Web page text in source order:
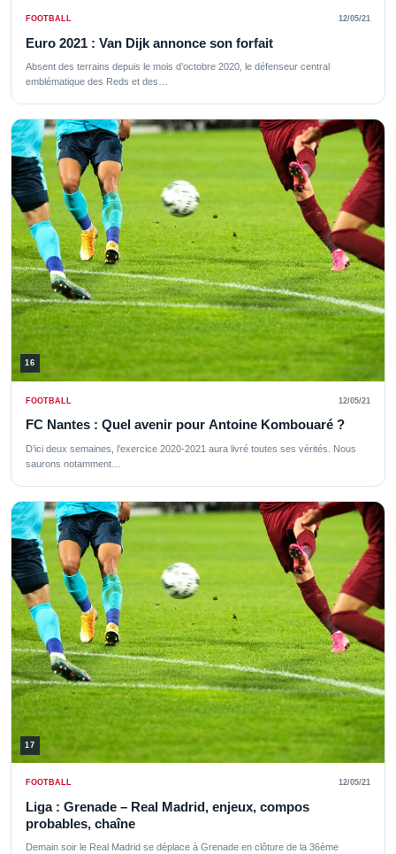
FOOTBALL 12/05/21
Euro 2021 : Van Dijk annonce son forfait
Absent des terrains depuis le mois d’octobre 2020, le défenseur central
emblématique des Reds et des…
16
FOOTBALL 12/05/21
FC Nantes : Quel avenir pour Antoine Kombouaré ?
D’ici deux semaines, l’exercice 2020-2021 aura livré toutes ses vérités. Nous
saurons notamment…
17
FOOTBALL 12/05/21
Liga : Grenade – Real Madrid, enjeux, compos
probables, chaîne
Demain soir le Real Madrid se déplace à Grenade en clôture de la 36ème